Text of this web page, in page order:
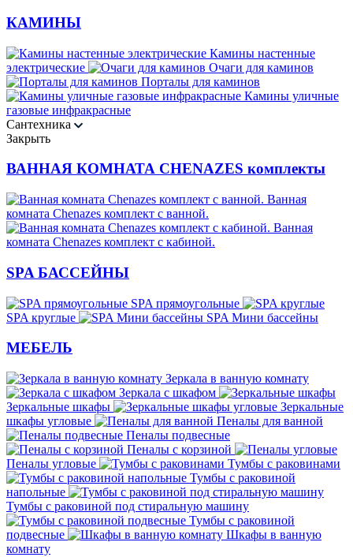
КАМИНЫ
Камины настенные
электрические
Очаги для каминов
Порталы для каминов
Камины уличные
газовые инфракрасные
Сантехника
Закрыть
ВАННАЯ КОМНАТА CHENAZES комплекты
Ванная
комната Chenazes комплект с ванной.
Ванная
комната Chenazes комплект с кабиной.
SPA БАССЕЙНЫ
SPA прямоугольные
SPA круглые
SPA Мини бассейны
МЕБЕЛЬ
Зеркала в ванную комнату
Зеркала с шкафом
Зеркальные шкафы
Зеркальные
шкафы угловые
Пеналы для ванной
Пеналы подвесные
Пеналы с корзиной
Пеналы угловые
Тумбы с раковинами
Тумбы с раковиной
напольные
Тумбы с раковиной под стиральную машину
Тумбы с раковиной
подвесные
Шкафы в ванную
комнату